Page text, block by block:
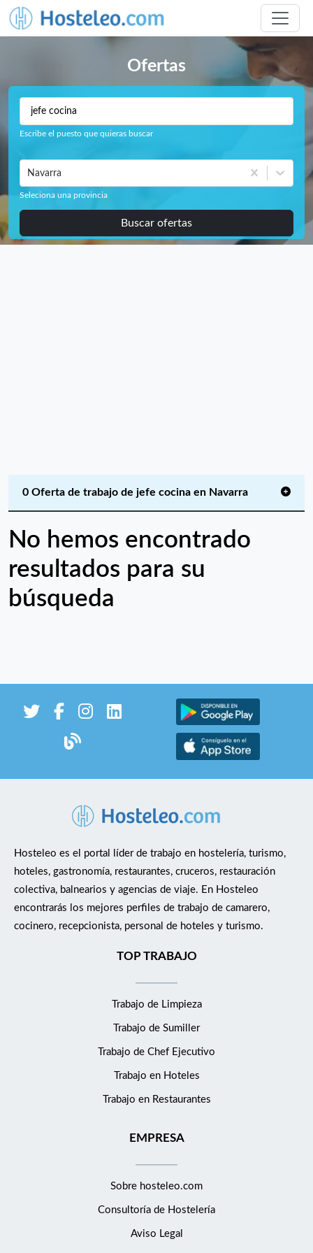
Ofertas
Escribe el puesto que quieras buscar
Navarra
Seleciona una provincia
Buscar ofertas
0 Oferta de trabajo de jefe cocina en Navarra
No hemos encontrado
resultados para su
búsqueda
Hosteleo es el portal líder de trabajo en hostelería, turismo,
hoteles, gastronomía, restaurantes, cruceros, restauración
colectiva, balnearios y agencias de viaje. En Hosteleo
encontrarás los mejores perfiles de trabajo de camarero,
cocinero, recepcionista, personal de hoteles y turismo.
TOP TRABAJO
Trabajo de Limpieza
Trabajo de Sumiller
Trabajo de Chef Ejecutivo
Trabajo en Hoteles
Trabajo en Restaurantes
EMPRESA
Sobre hosteleo.com
Consultoría de Hostelería
Aviso Legal